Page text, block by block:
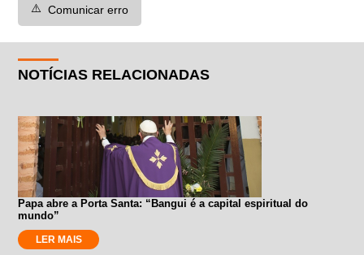
⚠️ Comunicar erro
NOTÍCIAS RELACIONADAS
Papa abre a Porta Santa: “Bangui é a capital espiritual do
mundo”
LER MAIS